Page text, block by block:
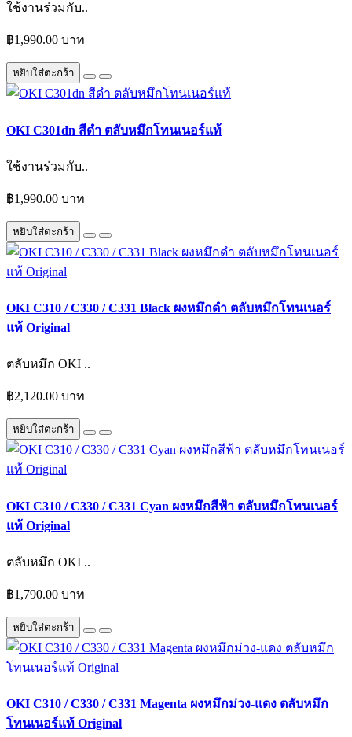
ใช้งานร่วมกับ..
฿1,990.00 บาท
หยิบใส่ตะกร้า
OKI C301dn สีดำ ตลับหมึกโทนเนอร์แท้
ใช้งานร่วมกับ..
฿1,990.00 บาท
หยิบใส่ตะกร้า
OKI C310 / C330 / C331 Black ผงหมึกดำ ตลับหมึกโทนเนอร์
แท้ Original
ตลับหมึก OKI ..
฿2,120.00 บาท
หยิบใส่ตะกร้า
OKI C310 / C330 / C331 Cyan ผงหมึกสีฟ้า ตลับหมึกโทนเนอร์
แท้ Original
ตลับหมึก OKI ..
฿1,790.00 บาท
หยิบใส่ตะกร้า
OKI C310 / C330 / C331 Magenta ผงหมึกม่วง-แดง ตลับหมึก
โทนเนอร์แท้ Original